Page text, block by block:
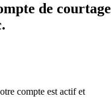
de courtage
compte est actif et